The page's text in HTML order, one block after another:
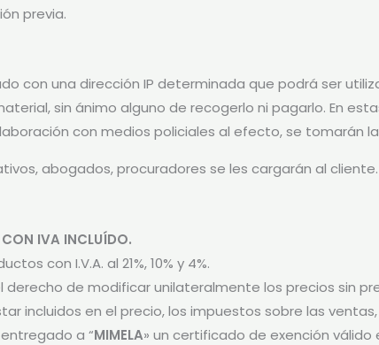
previa.
con una dirección IP determinada que podrá ser
sin ánimo alguno de recogerlo ni pagarlo. En
con medios policiales al efecto, se tomarán
abogados, procuradores se les cargarán al cliente.
CON IVA INCLUÍDO.
con I.V.A. al 21%, 10% y 4%.
derecho de modificar unilateralmente los precios sin
incluidos en el precio, los impuestos sobre las
a “MIMELA» un certificado de exención